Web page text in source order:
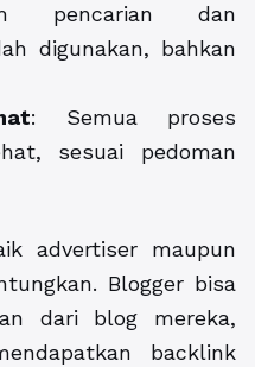
pencarian dan
digunakan, bahkan
: Semua proses
sesuai pedoman
advertiser maupun
Blogger bisa
dari blog mereka,
backlink